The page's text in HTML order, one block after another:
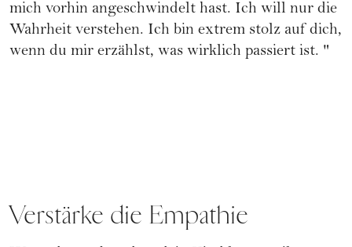
mich vorhin angeschwindelt hast. Ich will nur die
Wahrheit verstehen. Ich bin extrem stolz auf dich,
wenn du mir erzählst, was wirklich passiert ist. "
Verstärke die Empathie